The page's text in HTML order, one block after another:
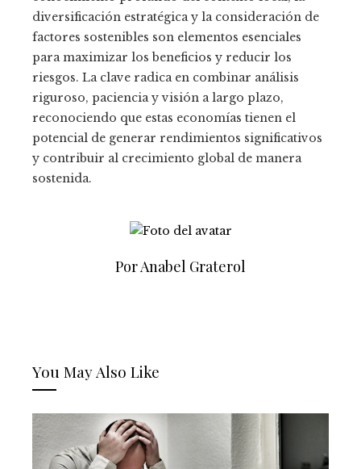
diversificación estratégica y la consideración de
factores sostenibles son elementos esenciales
para maximizar los beneficios y reducir los
riesgos. La clave radica en combinar análisis
riguroso, paciencia y visión a largo plazo,
reconociendo que estas economías tienen el
potencial de generar rendimientos significativos
y contribuir al crecimiento global de manera
sostenida.
Por Anabel Graterol
You May Also Like